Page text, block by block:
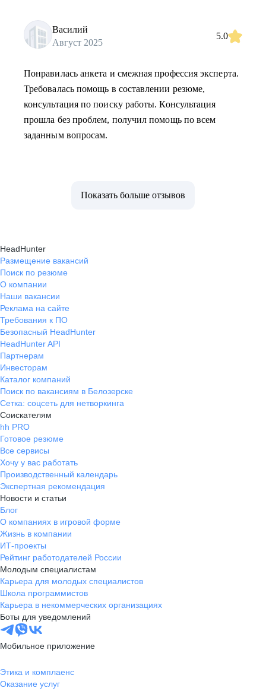
Василий
Август 2025
5.0
Понравилась анкета и смежная профессия эксперта.
Требовалась помощь в составлении резюме,
консультация по поиску работы. Консультация
прошла без проблем, получил помощь по всем
заданным вопросам.
Показать больше отзывов
HeadHunter
Размещение вакансий
Поиск по резюме
О компании
Наши вакансии
Реклама на сайте
Требования к ПО
Безопасный HeadHunter
HeadHunter API
Партнерам
Инвесторам
Каталог компаний
Поиск по вакансиям в Белозерске
Сетка: соцсеть для нетворкинга
Соискателям
hh PRO
Готовое резюме
Все сервисы
Хочу у вас работать
Производственный календарь
Экспертная рекомендация
Новости и статьи
Блог
О компаниях в игровой форме
Жизнь в компании
ИТ-проекты
Рейтинг работодателей России
Молодым специалистам
Карьера для молодых специалистов
Школа программистов
Карьера в некоммерческих организациях
Боты для уведомлений
Мобильное приложение
Этика и комплаенс
Оказание услуг